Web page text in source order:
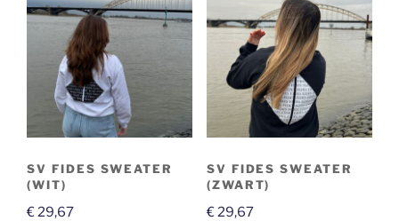
SV FIDES SWEATER
(WIT)
€29,67
SV FIDES SWEATER
(ZWART)
€29,67